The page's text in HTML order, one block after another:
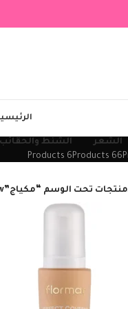
الشعر
66 Products
الشنط والحقائب
6 Products
منتجات تحت الوسم “مكياج”